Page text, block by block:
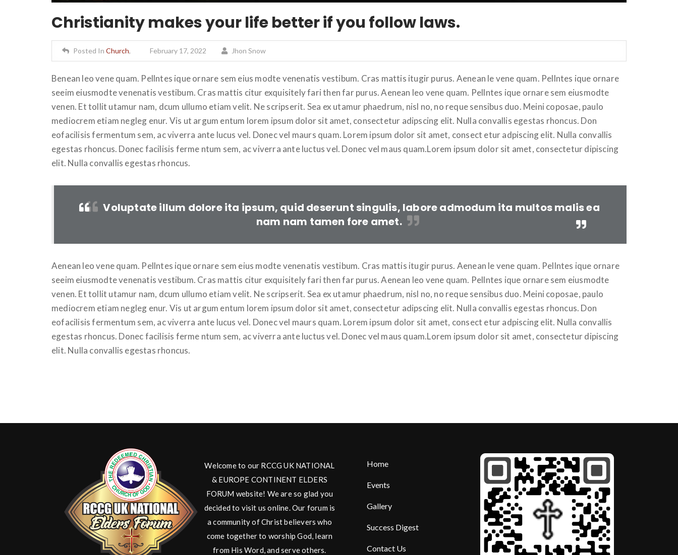
Christianity makes your life better if you follow laws.
Posted In Church, February 17, 2022 Jhon Snow
Benean leo vene quam. Pellntes ique ornare sem eius modte venenatis vestibum. Cras mattis itugir purus. Aenean le vene quam. Pellntes ique ornare
seeim eiusmodte venenatis vestibum. Cras mattis citur exquisitely fari then far purus. Aenean leo vene quam. Pellntes ique ornare sem eiusmodte
venen. Et tollit utamur nam, dcum ullumo etiam velit. Ne scripserit. Sea ex utamur phaedrum, nisl no, no reque sensibus duo. Meini coposae, paulo
mediocrem etiam negleg enur. Vis ut argum entum lorem ipsum dolor sit amet, consectetur adipscing elit. Nulla convallis egestas rhoncus. Don
eofacilisis fermentum sem, ac viverra ante lucus vel. Donec vel maurs quam. Lorem ipsum dolor sit amet, consect etur adpiscing elit. Nulla convallis
egestas rhoncus. Donec facilisis ferme ntum sem, ac viverra ante luctus vel. Donec vel maus quam.Lorem ipsum dolor sit amet, consectetur dipiscing
elit. Nulla convallis egestas rhoncus.
Voluptate illum dolore ita ipsum, quid deserunt singulis, labore admodum ita multos malis ea
nam nam tamen fore amet.
Aenean leo vene quam. Pellntes ique ornare sem eius modte venenatis vestibum. Cras mattis itugir purus. Aenean le vene quam. Pellntes ique ornare
seeim eiusmodte venenatis vestibum. Cras mattis citur exquisitely fari then far purus. Aenean leo vene quam. Pellntes ique ornare sem eiusmodte
venen. Et tollit utamur nam, dcum ullumo etiam velit. Ne scripserit. Sea ex utamur phaedrum, nisl no, no reque sensibus duo. Meini coposae, paulo
mediocrem etiam negleg enur. Vis ut argum entum lorem ipsum dolor sit amet, consectetur adipscing elit. Nulla convallis egestas rhoncus. Don
eofacilisis fermentum sem, ac viverra ante lucus vel. Donec vel maurs quam. Lorem ipsum dolor sit amet, consect etur adpiscing elit. Nulla convallis
egestas rhoncus. Donec facilisis ferme ntum sem, ac viverra ante luctus vel. Donec vel maus quam.Lorem ipsum dolor sit amet, consectetur dipiscing
elit. Nulla convallis egestas rhoncus.
Welcome to our RCCG UK NATIONAL
& EUROPE CONTINENT ELDERS
FORUM website! We are so glad you
decided to visit us online. Our forum is
a community of Christ believers who
come together to worship God, learn
from His Word, and serve others.
Home
Events
Gallery
Success Digest
Contact Us